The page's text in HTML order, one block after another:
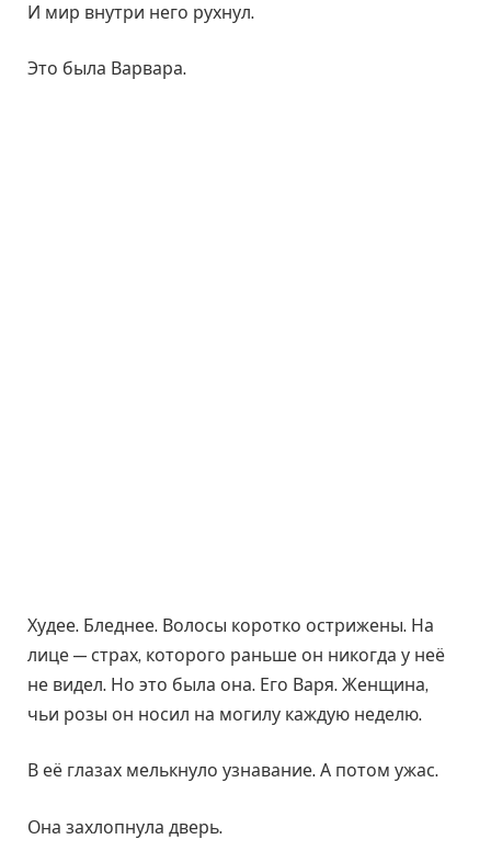
И мир внутри него рухнул.
Это была Варвара.
Худее. Бледнее. Волосы коротко острижены. На
лице — страх, которого раньше он никогда у неё
не видел. Но это была она. Его Варя. Женщина,
чьи розы он носил на могилу каждую неделю.
В её глазах мелькнуло узнавание. А потом ужас.
Она захлопнула дверь.